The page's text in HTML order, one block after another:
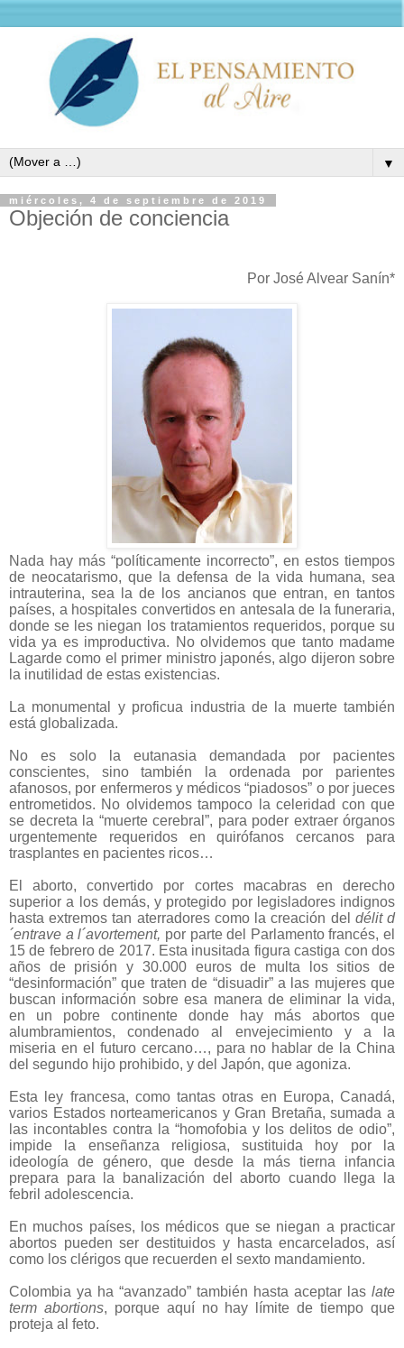
▼
miércoles, 4 de septiembre de 2019
Objeción de conciencia
Por José Alvear Sanín*
Nada hay más “políticamente incorrecto”, en estos tiempos
de neocatarismo, que la defensa de la vida humana, sea
intrauterina, sea la de los ancianos que entran, en tantos
países, a hospitales convertidos en antesala de la funeraria,
donde se les niegan los tratamientos requeridos, porque su
vida ya es improductiva. No olvidemos que tanto madame
Lagarde como el primer ministro japonés, algo dijeron sobre
la inutilidad de estas existencias.
La monumental y proficua industria de la muerte también
está globalizada.
No es solo la eutanasia demandada por pacientes
conscientes, sino también la ordenada por parientes
afanosos, por enfermeros y médicos “piadosos” o por jueces
entrometidos. No olvidemos tampoco la celeridad con que
se decreta la “muerte cerebral”, para poder extraer órganos
urgentemente requeridos en quirófanos cercanos para
trasplantes en pacientes ricos…
El aborto, convertido por cortes macabras en derecho
superior a los demás, y protegido por legisladores indignos
hasta extremos tan aterradores como la creación del délit d
´entrave a l´avortement, por parte del Parlamento francés, el
15 de febrero de 2017. Esta inusitada figura castiga con dos
años de prisión y 30.000 euros de multa los sitios de
“desinformación” que traten de “disuadir” a las mujeres que
buscan información sobre esa manera de eliminar la vida,
en un pobre continente donde hay más abortos que
alumbramientos, condenado al envejecimiento y a la
miseria en el futuro cercano…, para no hablar de la China
del segundo hijo prohibido, y del Japón, que agoniza.
Esta ley francesa, como tantas otras en Europa, Canadá,
varios Estados norteamericanos y Gran Bretaña, sumada a
las incontables contra la “homofobia y los delitos de odio”,
impide la enseñanza religiosa, sustituida hoy por la
ideología de género, que desde la más tierna infancia
prepara para la banalización del aborto cuando llega la
febril adolescencia.
En muchos países, los médicos que se niegan a practicar
abortos pueden ser destituidos y hasta encarcelados, así
como los clérigos que recuerden el sexto mandamiento.
Colombia ya ha “avanzado” también hasta aceptar las late
term abortions, porque aquí no hay límite de tiempo que
proteja al feto.